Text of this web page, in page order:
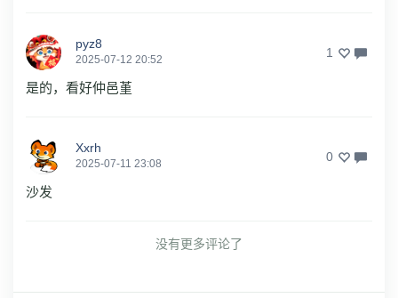
pyz8
2025-07-12 20:52 1
是的，看好仲邑堇
Xxrh
2025-07-11 23:08 0
沙发
没有更多评论了